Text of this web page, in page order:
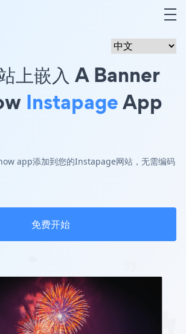
上嵌入 A Banner
InstapageApp
app添加到您的Instapage网站，无需编码
免费开始